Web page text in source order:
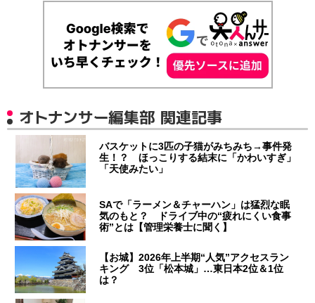
オトナンサー編集部 関連記事
バスケットに3匹の子猫がみちみち→事件発
生！？ ほっこりする結末に「かわいすぎ」
「天使みたい」
SAで「ラーメン＆チャーハン」は猛烈な眠
気のもと？ ドライブ中の“疲れにくい食事
術”とは【管理栄養士に聞く】
【お城】2026年上半期“人気”アクセスラン
キング 3位「松本城」…東日本2位＆1位
は？